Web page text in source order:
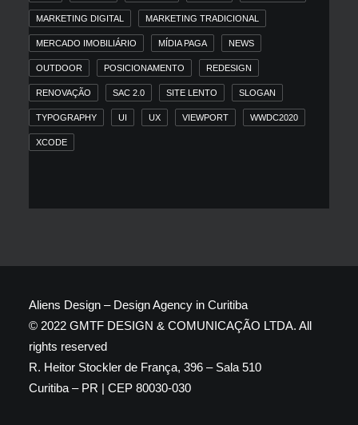
MARKETING DIGITAL MARKETING TRADICIONAL
MERCADO IMOBILIÁRIO MÍDIA PAGA NEWS
OUTDOOR POSICIONAMENTO REDESIGN
RENOVAÇÃO SAC 2.0 SITE LENTO SLOGAN
TYPOGRAPHY UI UX VIEWPORT WWDC2020
XCODE
Aliens Design – Design Agency in Curitiba
© 2022 GMTF DESIGN & COMUNICAÇÃO LTDA. All
rights reserved
R. Heitor Stockler de França, 396 – Sala 510
Curitiba – PR | CEP 80030-030